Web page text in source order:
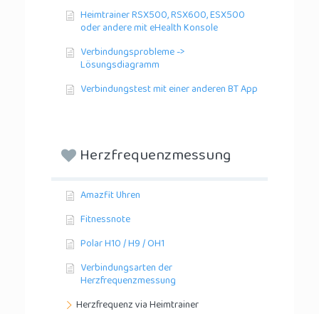
Heimtrainer RSX500, RSX600, ESX500
oder andere mit eHealth Konsole
Verbindungsprobleme ->
Lösungsdiagramm
Verbindungstest mit einer anderen BT App
Herzfrequenzmessung
Amazfit Uhren
Fitnessnote
Polar H10 / H9 / OH1
Verbindungsarten der
Herzfrequenzmessung
Herzfrequenz via Heimtrainer